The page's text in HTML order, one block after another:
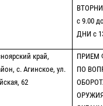
с 9.00
ДНИ с
край,
с. Агинское, ул.
62
ПРИЕМ
ПО